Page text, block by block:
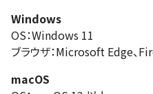
Windows
OS：Windows 11
ブラウザ：Microsoft Edge、
macOS